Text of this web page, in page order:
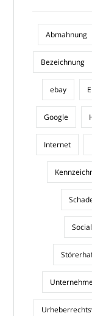
Abmahnung
Bezeichnung
ebay
Google
Internet